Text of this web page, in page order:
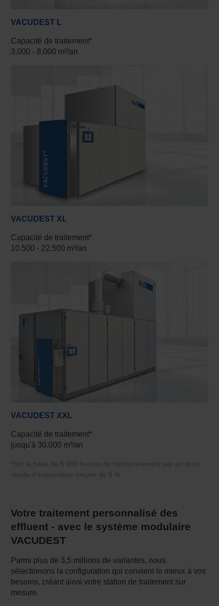
VACUDEST L
Capacité de traitement*
3.000 - 8.000 m³/an
VACUDEST XL
Capacité de traitement*
10.500 - 22.500 m³/an
VACUDEST XXL
Capacité de traitement*
jusqu'à 30.000 m³/an
*Sur la base de 8 000 heures de fonctionnement par an et un
résidu d'évaporation moyen de 5 %.
Votre traitement personnalisé des
effluent - avec le système modulaire
VACUDEST
Parmi plus de 3,5 millions de variantes, nous
sélectionons la configuration qui convient le mieux à vos
besoins, créant ainsi votre station de traitement sur
mesure.